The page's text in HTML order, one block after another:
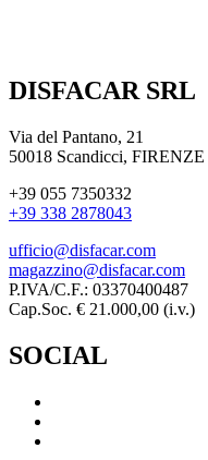
DISFACAR SRL
Via del Pantano, 21
50018 Scandicci, FIRENZE
+39 055 7350332
+39 338 2878043
ufficio@disfacar.com
magazzino@disfacar.com
P.IVA/C.F.: 03370400487
Cap.Soc. € 21.000,00 (i.v.)
SOCIAL